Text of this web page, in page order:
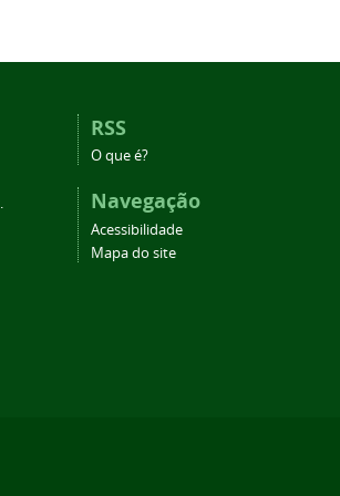
RSS
O que é?
Navegação
Acessibilidade
Mapa do site